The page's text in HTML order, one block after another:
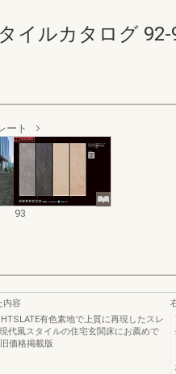
イルカタログ 92-
ート
93
内容
有色素地で上質に再現したスレ
代風スタイルの住宅玄関床にお薦めで
価格掲載版